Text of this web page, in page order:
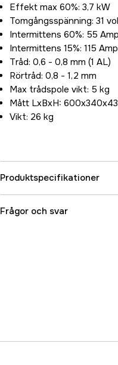
Effekt max 60%: 3,7 kW
Tomgångsspänning: 31
Intermittens 60%: 55 Amp
Intermittens 15%: 115 Amp
Tråd: 0,6 - 0,8 mm (1 AL)
Rörtråd: 0,8 - 1,2 mm
Max trådspole vikt: 5 kg
Mått LxBxH:
Vikt: 26 kg
Produktspecifikationer
Spänning
Frågor och svar